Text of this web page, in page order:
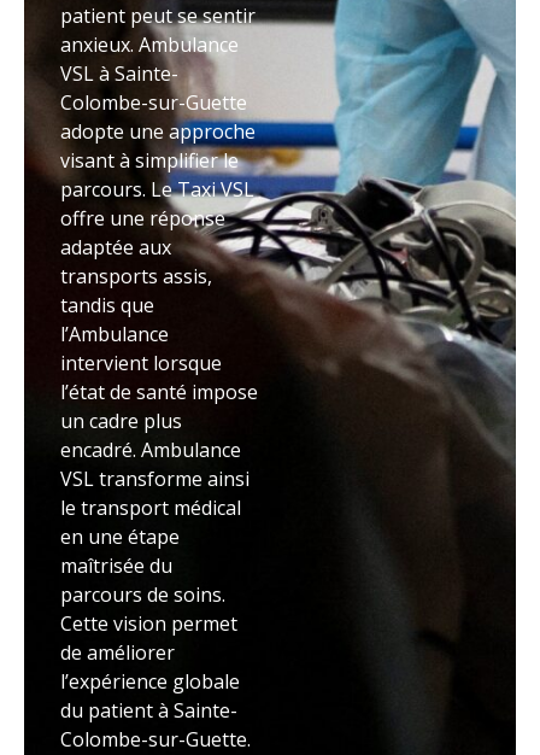
patient peut se sentir
anxieux. Ambulance
VSL à Sainte-
Colombe-sur-Guette
adopte une approche
visant à simplifier le
parcours. Le Taxi VSL
offre une réponse
adaptée aux
transports assis,
tandis que
l’Ambulance
intervient lorsque
l’état de santé impose
un cadre plus
encadré. Ambulance
VSL transforme ainsi
le transport médical
en une étape
maîtrisée du
parcours de soins.
Cette vision permet
de améliorer
l’expérience globale
du patient à Sainte-
Colombe-sur-Guette.